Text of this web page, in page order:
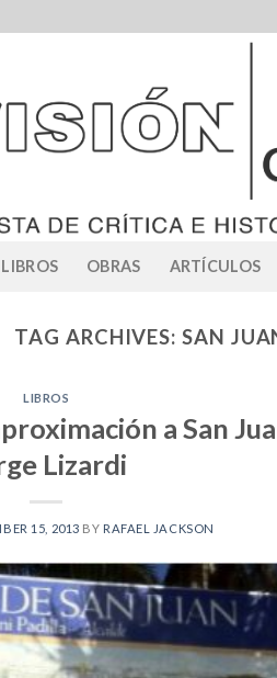
LIBROS OBRAS ARTÍCULOS
TAG ARCHIVES:SAN
LIBROS
a San
Lizardi
15, 2013 BY RAFAEL JACKSON